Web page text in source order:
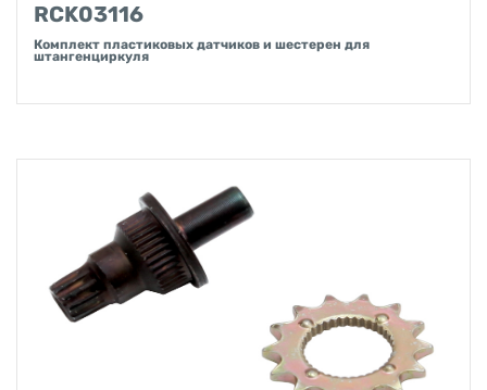
RCK03116
Комплект пластиковых датчиков и шестерен для
штангенциркуля